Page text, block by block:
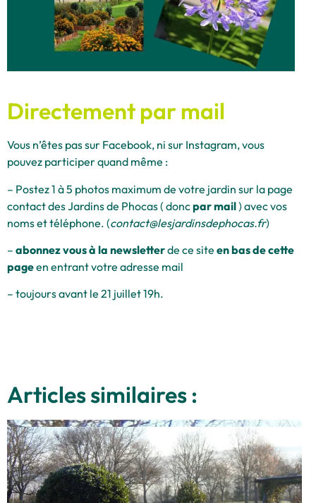
Directement par mail
Vous n’êtes pas sur Facebook, ni sur Instagram, vous
pouvez participer quand même :
– Postez 1 à 5 photos maximum de votre jardin sur la page
contact des Jardins de Phocas ( doncpar mail) avec vos
noms et téléphone. (contact@lesjardinsdephocas.fr)
– abonnez vous à la newsletterde ce site en bas de cette
pageen entrant votre adresse mail
– toujours avant le 21 juillet 19h.
Articles similaires :